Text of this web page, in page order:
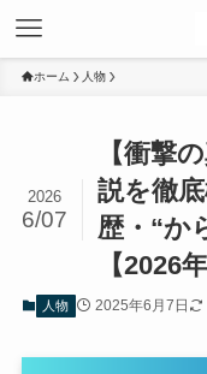
ホーム 人物
【衝撃
説を徹
歴・“か
【2026
2026
6/07
人物 2025年6月7日